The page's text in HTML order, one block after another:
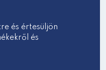
és értesüljön
és